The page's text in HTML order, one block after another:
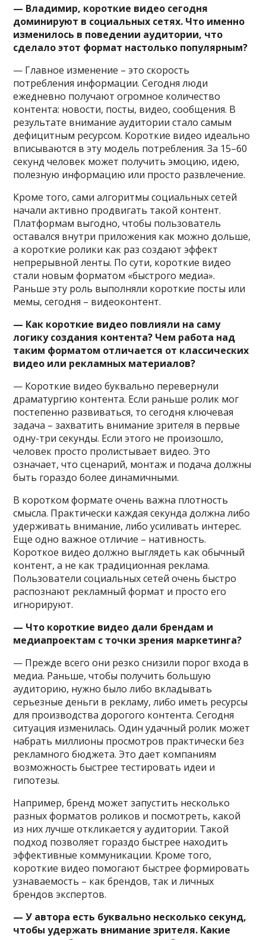
— Владимир, короткие видео сегодня
доминируют в социальных сетях. Что именно
изменилось в поведении аудитории, что
сделало этот формат настолько популярным?
— Главное изменение – это скорость
потребления информации. Сегодня люди
ежедневно получают огромное количество
контента: новости, посты, видео, сообщения. В
результате внимание аудитории стало самым
дефицитным ресурсом. Короткие видео идеально
вписываются в эту модель потребления. За 15–60
секунд человек может получить эмоцию, идею,
полезную информацию или просто развлечение.
Кроме того, сами алгоритмы социальных сетей
начали активно продвигать такой контент.
Платформам выгодно, чтобы пользователь
оставался внутри приложения как можно дольше,
а короткие ролики как раз создают эффект
непрерывной ленты. По сути, короткие видео
стали новым форматом «быстрого медиа».
Раньше эту роль выполняли короткие посты или
мемы, сегодня – видеоконтент.
— Как короткие видео повлияли на саму
логику создания контента? Чем работа над
таким форматом отличается от классических
видео или рекламных материалов?
— Короткие видео буквально перевернули
драматургию контента. Если раньше ролик мог
постепенно развиваться, то сегодня ключевая
задача – захватить внимание зрителя в первые
одну-три секунды. Если этого не произошло,
человек просто пролистывает видео. Это
означает, что сценарий, монтаж и подача должны
быть гораздо более динамичными.
В коротком формате очень важна плотность
смысла. Практически каждая секунда должна либо
удерживать внимание, либо усиливать интерес.
Еще одно важное отличие – нативность.
Короткое видео должно выглядеть как обычный
контент, а не как традиционная реклама.
Пользователи социальных сетей очень быстро
распознают рекламный формат и просто его
игнорируют.
— Что короткие видео дали брендам и
медиапроектам с точки зрения маркетинга?
— Прежде всего они резко снизили порог входа в
медиа. Раньше, чтобы получить большую
аудиторию, нужно было либо вкладывать
серьезные деньги в рекламу, либо иметь ресурсы
для производства дорогого контента. Сегодня
ситуация изменилась. Один удачный ролик может
набрать миллионы просмотров практически без
рекламного бюджета. Это дает компаниям
возможность быстрее тестировать идеи и
гипотезы.
Например, бренд может запустить несколько
разных форматов роликов и посмотреть, какой
из них лучше откликается у аудитории. Такой
подход позволяет гораздо быстрее находить
эффективные коммуникации. Кроме того,
короткие видео помогают быстрее формировать
узнаваемость – как брендов, так и личных
брендов экспертов.
— У автора есть буквально несколько секунд,
чтобы удержать внимание зрителя. Какие